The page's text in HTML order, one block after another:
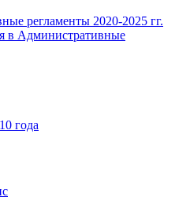
регламенты 2020-2025 гг.
в Административные
года